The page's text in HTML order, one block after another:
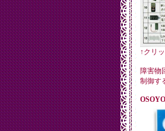
↑クリ
障害物
制御す